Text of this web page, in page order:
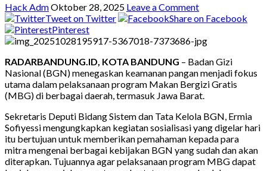
Hack AdmOktober 28, 2025 Leave a Comment
Tweet on Twitter
Share on Facebook
Pinterest
RADARBANDUNG.ID, KOTA BANDUNG – Badan Gizi
Nasional (BGN) menegaskan keamanan pangan menjadi fokus
utama dalam pelaksanaan program Makan Bergizi Gratis
(MBG) di berbagai daerah, termasuk Jawa Barat.
Sekretaris Deputi Bidang Sistem dan Tata Kelola BGN, Ermia
Sofiyessi mengungkapkan kegiatan sosialisasi yang digelar hari
itu bertujuan untuk memberikan pemahaman kepada para
mitra mengenai berbagai kebijakan BGN yang sudah dan akan
diterapkan. Tujuannya agar pelaksanaan program MBG dapat